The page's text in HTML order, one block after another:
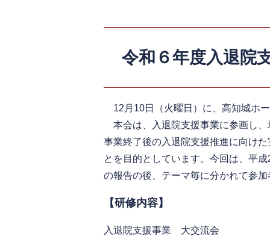
令和６年度入退院
12月10日（火曜日）に、高知城ホ
本会は、入退院支援事業に参画し、
事業終了後の入退院支援推進に向け
とを目的としています。今回は、平
の報告の後、テーマ毎に分かれて参
【研修内容】
入退院支援事業 大交流会